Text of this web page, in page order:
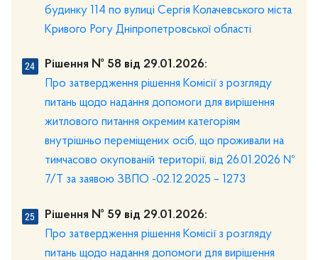
будинку 114 по вулиці Сергія Колачевського міста
Кривого Рогу Дніпропетровської області
Рішення № 58 від 29.01.2026:
Про затвердження рішення Комісії з розгляду
питань щодо надання допомоги для вирішення
житлового питання окремим категоріям
внутрішньо переміщених осіб, що проживали на
тимчасово окупованій території, від 26.01.2026 №
7/Т за заявою ЗВПО -02.12.2025 – 1273
Рішення № 59 від 29.01.2026:
Про затвердження рішення Комісії з розгляду
питань щодо надання допомоги для вирішення